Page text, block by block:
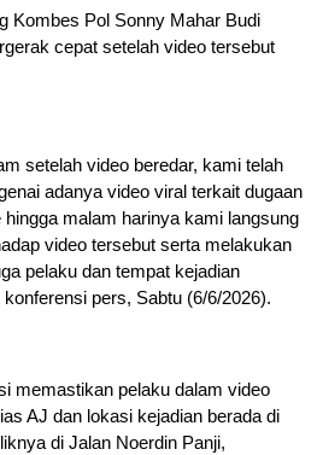
Kombes Pol Sonny Mahar Budi
cepat setelah video tersebut
setelah video beredar, kami telah
adanya video viral terkait dugaan
malam harinya kami langsung
video tersebut serta melakukan
pelaku dan tempat kejadian
pers, Sabtu (6/6/2026).
memastikan pelaku dalam video
AJ dan lokasi kejadian berada di
di Jalan Noerdin Panji,